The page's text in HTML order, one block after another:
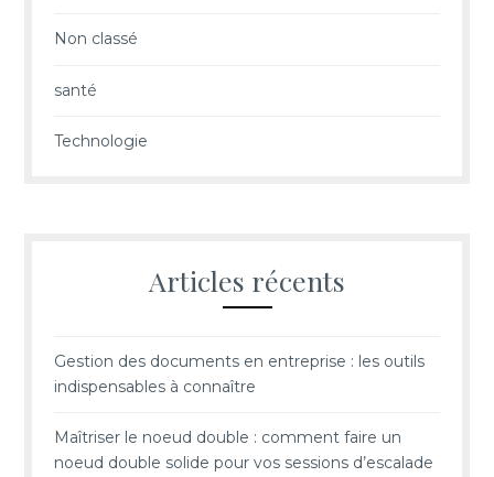
Non classé
santé
Technologie
Articles récents
Gestion des documents en entreprise : les outils
indispensables à connaître
Maîtriser le noeud double : comment faire un
noeud double solide pour vos sessions d’escalade